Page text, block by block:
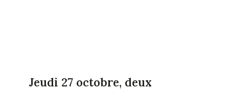
Jeudi 27 octobre, deux